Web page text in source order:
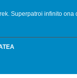
Superpatroi infinito ona